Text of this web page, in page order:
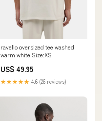
ravello oversized tee washed
warm white Size:XS
US$ 49.95
★★★★★ 4.6 (26 reviews)